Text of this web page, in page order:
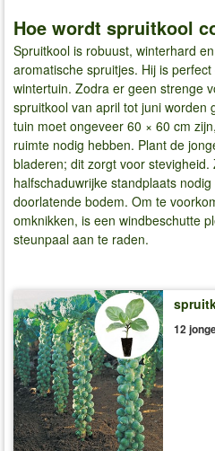
Hoe wordt spruitkool
Spruitkool is robuust, winterhard
aromatische spruitjes. Hij is
wintertuin. Zodra er geen strenge
spruitkool van april tot juni worden
tuin moet ongeveer 60 × 60 cm
ruimte nodig hebben. Plant de
bladeren; dit zorgt voor
halfschaduwrijke standplaats
doorlatende bodem. Om te
omknikken, is een windbeschutte
steunpaal aan te raden.
12